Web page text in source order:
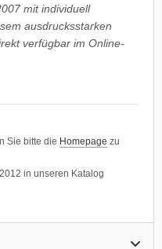
mit individuell
ausdrucksstarken
verfügbar im Online-
Sie bitte die Homepage zu
in unseren Katalog